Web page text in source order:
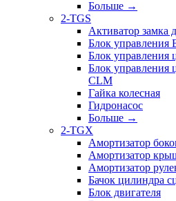
Больше →
2-TGS
Активатор замка
Блок управления
Блок управления
Блок управления
CLM
Гайка колесная
Гидронасос
Больше →
2-TGX
Амортизатор
Амортизатор
Амортизатор
Бачок цилиндра
Блок двигателя